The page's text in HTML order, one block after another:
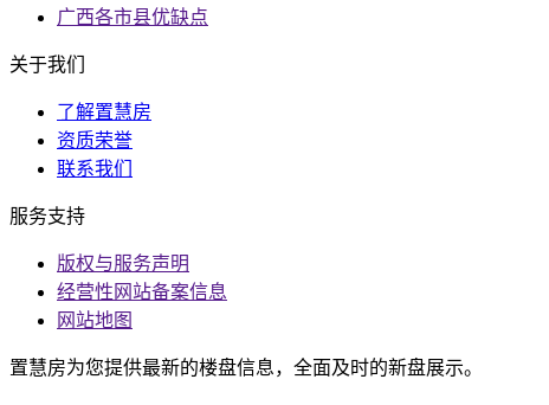
广西各市县优缺点
关于我们
了解置慧房
资质荣誉
联系我们
服务支持
版权与服务声明
经营性网站备案信息
网站地图
置慧房为您提供最新的楼盘信息，全面及时的新盘展示。